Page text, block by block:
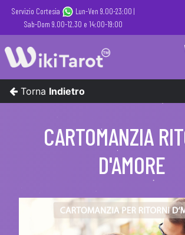
Servizio Cortesia
Lun-Ven 9.00-23:00 |
Sab-Dom 9.00-12.30 e 14:00-19:00
Torna Indietro
CARTOMANZIA
D'AMORE